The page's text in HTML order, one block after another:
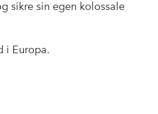
sikre sin egen kolossale
i Europa.